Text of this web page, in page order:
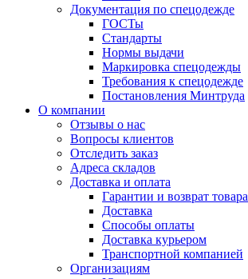
Документация по спецодежде
ГОСТы
Cтандарты
Нормы выдачи
Маркировка спецодежды
Требования к спецодежде
Постановления Минтруда
О компании
Отзывы о нас
Вопросы клиентов
Отследить заказ
Адреса складов
Доставка и оплата
Гарантии и возврат товара
Доставка
Способы оплаты
Доставка курьером
Транспортной компанией
Организациям